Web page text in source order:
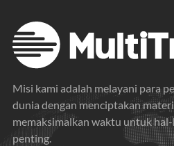
Misi kami adalah melayani para
dunia dengan menciptakan
memaksimalkan waktu untuk
penting.